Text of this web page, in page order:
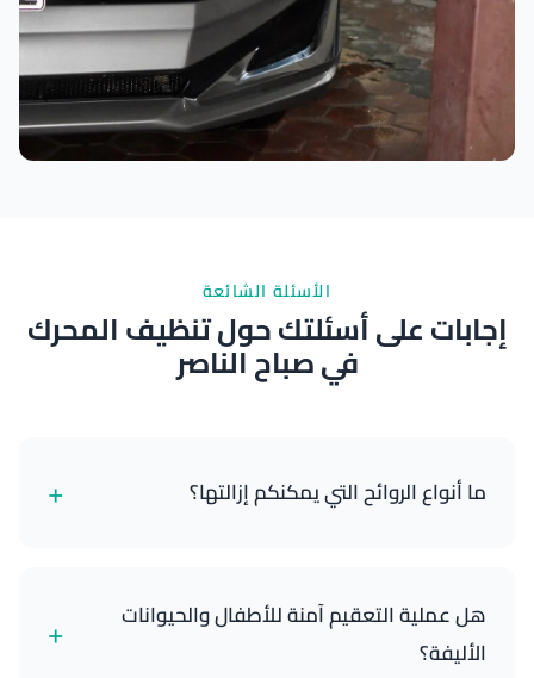
الأسئلة الشائعة
إجابات على أسئلتك حول تنظيف المحرك
في صباح الناصر
ما أنواع الروائح التي يمكنكم إزالتها؟ +
ذلك الدخان، الحيوانات الأليفة، الطعام، العفن، والرطوبة
العامة. معالجة الأوزون لدينا تستهدف وتحيد الجزيئات
المسببة للرائحة.
هل عملية التعقيم آمنة للأطفال والحيوانات
الأليفة؟
+